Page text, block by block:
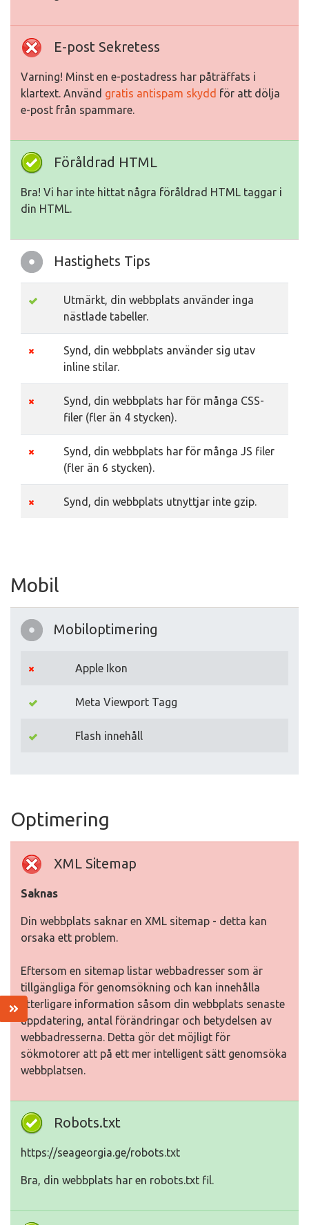
E-post Sekretess
Varning! Minst en e-postadress har påträffats i
klartext. Använd gratis antispam skydd för att dölja
e-post från spammare.
Föråldrad HTML
Bra! Vi har inte hittat några föråldrad HTML taggar i
din HTML.
Hastighets Tips
Utmärkt, din webbplats använder inga
nästlade tabeller.
Synd, din webbplats använder sig utav
inline stilar.
Synd, din webbplats har för många CSS-
filer (fler än 4 stycken).
Synd, din webbplats har för många JS filer
(fler än 6 stycken).
Synd, din webbplats utnyttjar inte gzip.
Mobil
Mobiloptimering
Apple Ikon
Meta Viewport Tagg
Flash innehåll
Optimering
XML Sitemap
Saknas
Din webbplats saknar en XML sitemap - detta kan
orsaka ett problem.
Eftersom en sitemap listar webbadresser som är
tillgängliga för genomsökning och kan innehålla
ytterligare information såsom din webbplats senaste
uppdatering, antal förändringar och betydelsen av
webbadresserna. Detta gör det möjligt för
sökmotorer att på ett mer intelligent sätt genomsöka
webbplatsen.
Robots.txt
https://seageorgia.ge/robots.txt
Bra, din webbplats har en robots.txt fil.